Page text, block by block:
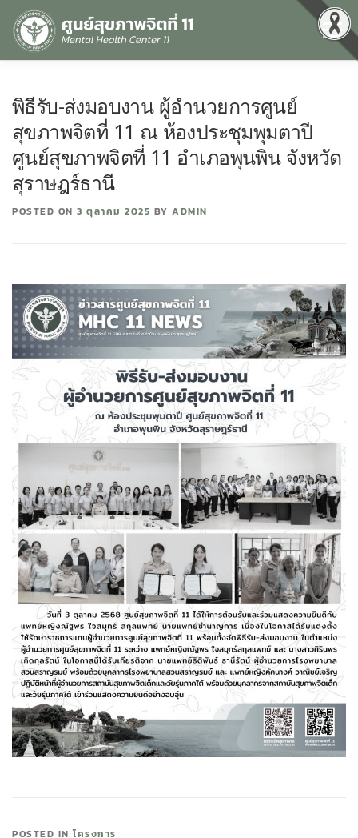
Menu
ศูนย์ข้อมูลข่าวสาร DATA CATALOG สื่อสุขภาพจิต
คู่มือ สำหรับบุคลากร
พิธีรับ-ส่งมอบงาน ผู้อำนวยการศูนย์
สุขภาพจิตที่ 11 ณ ห้องประชุมพุมตาปี
ศูนย์สุขภาพจิตที่ 11 อำเภอพุนพิน จังหวัด
สุราษฎร์ธานี
POSTED ON 3 ตุลาคม 2025 BY ADMIN
POSTED INโครงการ